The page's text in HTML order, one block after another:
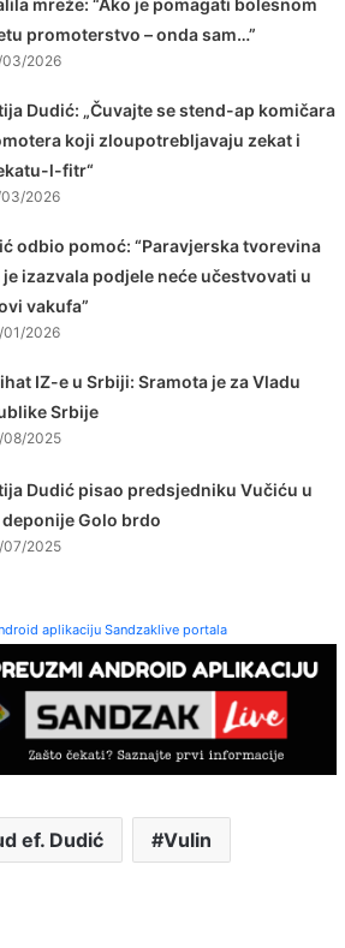
mreže: “Ako je pomagati bolesnom
promoterstvo – onda sam…”
03/2026
Dudić: „Čuvajte se stend-ap komičara
koji zloupotrebljavaju zekat i
l-fitr“
03/2026
odbio pomoć: “Paravjerska tvorevina
je izazvala podjele neće učestvovati u
vakufa”
01/2026
IZ-e u Srbiji: Sramota je za Vladu
Srbije
08/2025
Dudić pisao predsjedniku Vučiću u
Golo brdo
07/2025
aplikaciju Sandzaklive portala
ef. Dudić Vulin